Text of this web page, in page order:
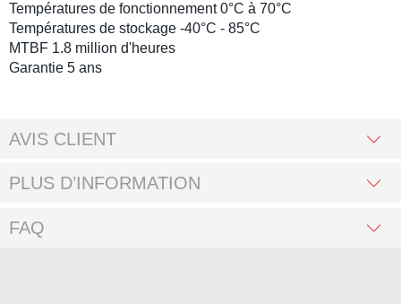
Températures de fonctionnement 0°C à 70°C
Températures de stockage -40°C - 85°C
MTBF 1.8 million d'heures
Garantie 5 ans
AVIS CLIENT
PLUS D’INFORMATION
FAQ